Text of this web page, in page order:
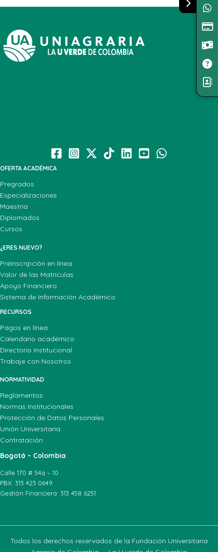
OFERTA ACADÉMICA
Pregrados
Especializaciones
Maestría
Diplomados
Cursos
¿ERES NUEVO?
Preinscripción en línea
Valor de las Matrículas
Apoyo Financiero
Sistema de Información Académico
RECURSOS
Pagos en línea
Calendario académico
Directorio Institucional
Trabaje con Nosotros
NORMATIVIDAD
Reglamentos
Normas Institucionales
Protección de Datos Personales
Unión Universitaria
Contratación
Bogotá – Colombia
Calle 170 # 54a – 10
PBX: 313 423 0649
Gestión Financiera: 313 458 6251
Todos los derechos reservados de la Fundación Universitaria